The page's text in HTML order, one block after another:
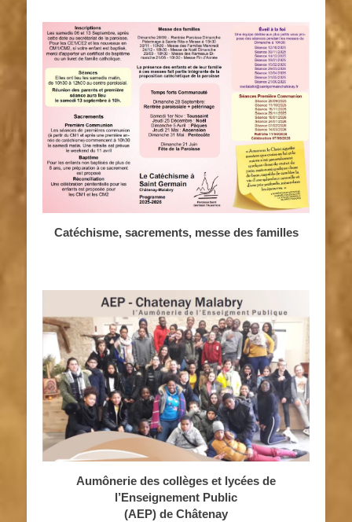
Catéchisme, sacrements, messe des familles
Aumônerie des collèges et lycées de
l’Enseignement Public
(AEP) de Châtenay